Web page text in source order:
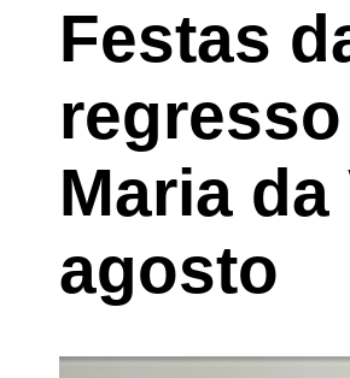
Festas
Maria
agosto